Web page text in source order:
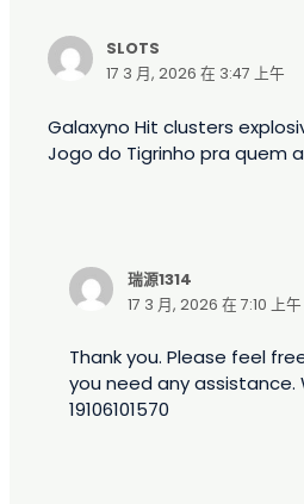
SLOTS
17 3 月, 2026 在 3:47 上午
Galaxyno Hit clusters
Jogo do Tigrinho pra quem
瑞源1314
17 3 月, 2026 在 7:10 上午
Thank you. Please feel
you need any assistance.
19106101570